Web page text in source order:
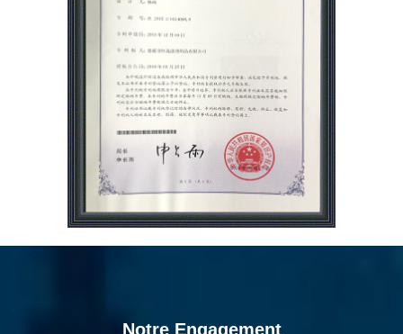
Notre Engagement